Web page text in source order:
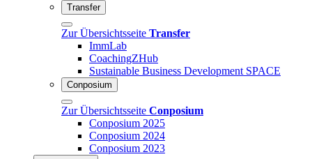
Transfer
Zur Übersichtsseite Transfer
ImmLab
CoachingZHub
Sustainable Business Development SPACE
Conposium
Zur Übersichtsseite Conposium
Conposium 2025
Conposium 2024
Conposium 2023